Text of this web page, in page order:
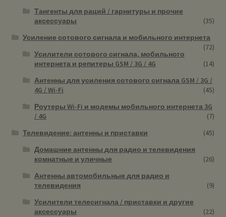
Тангенты для раций / гарнитуры и прочие
аксессуары
(35)
Усиление сотового сигнала и мобильного интернета
(72)
Усилители сотового сигнала, мобильного
интернета и репитеры GSM / 3G / 4G
(14)
Антенны для усиления сотового сигнала GSM / 3G /
4G / Wi-Fi
(45)
Роутеры Wi-Fi и модемы мобильного интернета 3G
/ 4G
(7)
Телевидение: антенны и приставки
(45)
Домашние антенны для радио и телевидения
комнатные и уличные
(26)
Антенны автомобильные для радио и
телевидения
(9)
Усилители телесигнала / приставки и другие
аксессуары
(22)